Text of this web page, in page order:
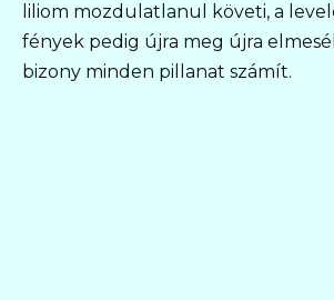
liliom mozdulatlanul követi, a
fények pedig újra meg újra
bizony minden pillanat számít.